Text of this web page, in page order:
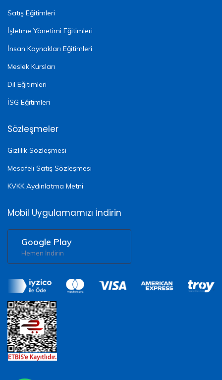
Satış Eğitimleri
İşletme Yönetimi Eğitimleri
İnsan Kaynakları Eğitimleri
Meslek Kursları
Dil Eğitimleri
İSG Eğitimleri
Sözleşmeler
Gizlilik Sözleşmesi
Mesafeli Satış Sözleşmesi
KVKK Aydınlatma Metni
Mobil Uygulamamızı İndirin
Google Play
Hemen İndirin